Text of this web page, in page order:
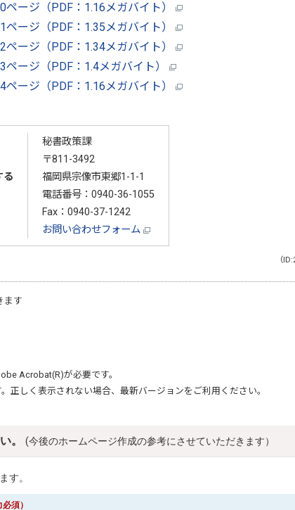
ージ（PDF：1.16メガバイト）
ージ（PDF：1.35メガバイト）
ージ（PDF：1.34メガバイト）
ージ（PDF：1.4メガバイト）
ージ（PDF：1.16メガバイト）
る
秘書政策課
〒811-3492
福岡県宗像市東郷1-1-1
電話番号： 0940-36-1055
Fax：0940-37-1242
お問い合わせフォーム
（
ます
Acrobat(R)が必要です。
正しく表示されない場合、最新バージョンをご利用ください。